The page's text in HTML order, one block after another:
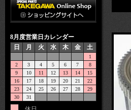
8月度営業日カレンダー
日
月 火 水 木 金 土
1
2
3 4 5 6 7
8
9
10 11 12 13 14
15
16
17 18 19 20 21
22
23
24 25 26 27 28
29
30
31